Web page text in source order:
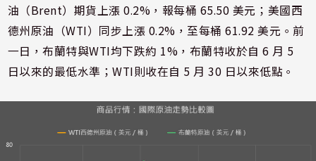
油（Brent）期貨上漲 0.2%，報每桶 65.50 美元；美國西
德州原油（WTI）同步上漲 0.2%，至每桶 61.92 美元。前
一日，布蘭特與WTI均下跌約 1%，布蘭特收於自 6 月 5
日以來的最低水準；WTI則收在自 5 月 30 日以來低點。